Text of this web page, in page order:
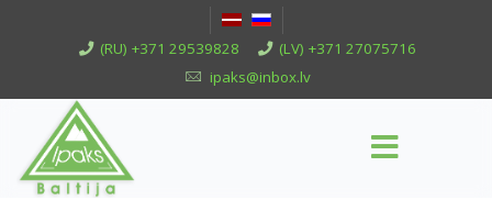
(RU) +371 29539828
(LV) +371 27075716
ipaks@inbox.lv